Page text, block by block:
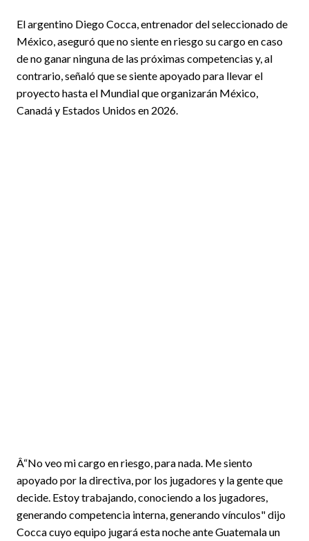
El argentino Diego Cocca, entrenador del seleccionado de
México, aseguró que no siente en riesgo su cargo en caso
de no ganar ninguna de las próximas competencias y, al
contrario, señaló que se siente apoyado para llevar el
proyecto hasta el Mundial que organizarán México,
Canadá y Estados Unidos en 2026.
Â“No veo mi cargo en riesgo, para nada. Me siento
apoyado por la directiva, por los jugadores y la gente que
decide. Estoy trabajando, conociendo a los jugadores,
generando competencia interna, generando vínculos" dijo
Cocca cuyo equipo jugará esta noche ante Guatemala un